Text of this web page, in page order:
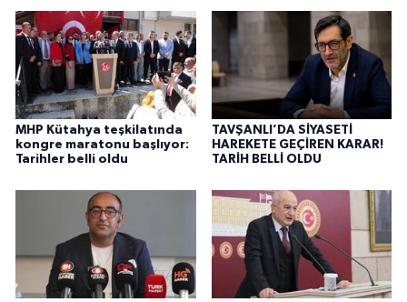
MHP Kütahya teşkilatında
kongre maratonu başlıyor:
Tarihler belli oldu
TAVŞANLI’DA SİYASETİ
HAREKETE GEÇİREN KARAR!
TARİH BELLİ OLDU